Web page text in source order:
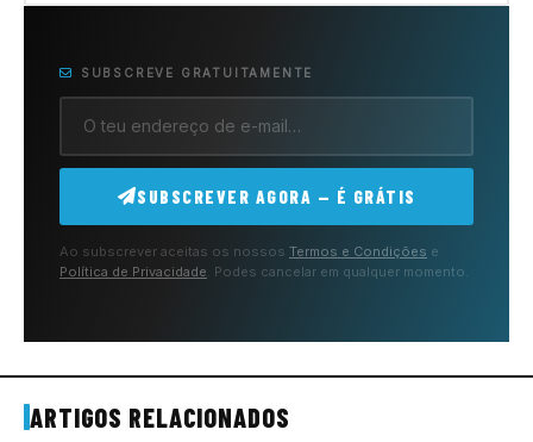
SUBSCREVE GRATUITAMENTE
SUBSCREVER AGORA — É GRÁTIS
Ao subscrever aceitas os nossos Termos e Condições e
Política de Privacidade . Podes cancelar em qualquer momento.
ARTIGOS RELACIONADOS